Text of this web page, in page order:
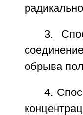
3.
обрыва
4.